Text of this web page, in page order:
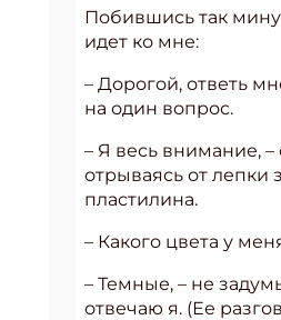
Побившись так
идет ко мне:
– Дорогой, ответь
на один вопрос.
– Я весь внимание, –
отрываясь от лепки
пластилина.
– Какого цвета у
– Темные, – не
отвечаю я. (Ее